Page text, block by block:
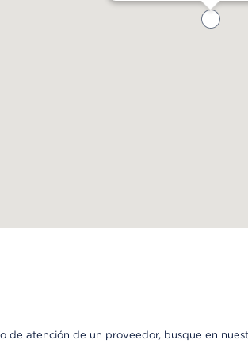
de atención de un proveedor, busque en